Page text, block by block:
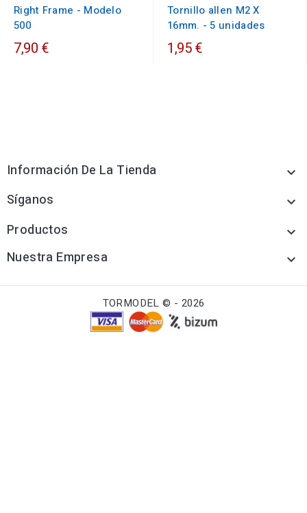
Right Frame - Modelo
500
7,90 €
Tornillo allen M2 X
16mm. - 5 unidades
1,95 €
Información De La Tienda 
Síganos 
Productos 
Nuestra Empresa 
TORMODEL © - 2026